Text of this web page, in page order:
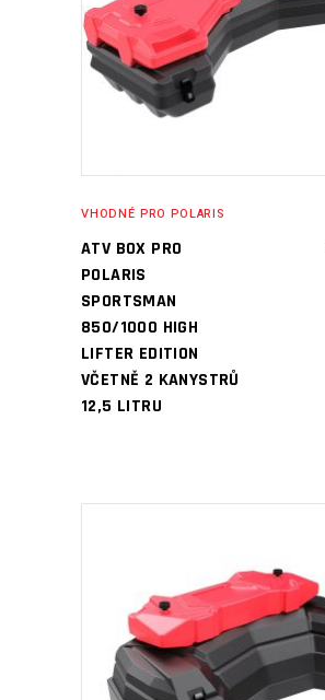
PŘIDAT DO KOŠÍKU
VHODNÉ PRO POLARIS
ATV BOX PRO
POLARIS
SPORTSMAN
850/1000 HIGH
LIFTER EDITION
VČETNĚ 2 KANYSTRŮ
12,5 LITRU
PŘIDAT DO KOŠÍKU